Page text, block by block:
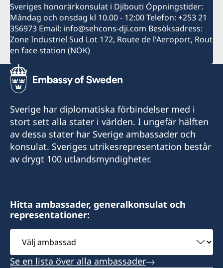
Sveriges honorärkonsulat i Djibouti Öppningstider:
Måndag och onsdag kl 10.00 - 12:00 Telefon: +253 21
356973 Email: info@sehcons-dji.com Besöksadress:
Zone Industriel Sud Lot 172, Route de l'Aeroport, Rout
en face station (NOK)
Sverige har diplomatiska förbindelser med i
stort sett alla stater i världen. I ungefär hälften
av dessa stater har Sverige ambassader och
konsulat. Sveriges utrikesrepresentation består
av drygt 100 utlandsmyndigheter.
Hitta ambassader, generalkonsulat och
representationer:
Välj
ambassad
Se en lista över alla ambassader